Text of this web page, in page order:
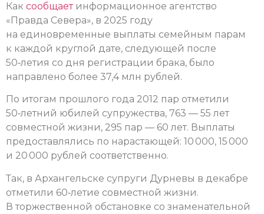
Как сообщаетинформационное агентство
«Правда Севера», в 2025 году
на единовременные выплаты семейным парам
к каждой круглой дате, следующей после
50‑летия со дня регистрации брака, было
направлено более 37,4 млн рублей.
По итогам прошлого года 2012 пар отметили
50‑летний юбилей супружества, 763 — 55 лет
совместной жизни, 295 пар — 60 лет. Выплаты
предоставлялись по нарастающей: 10 000, 15 000
и 20 000 рублей соответственно.
Так, в Архангельске супруги Дурневы в декабре
отметили 60‑летие совместной жизни.
В торжественной обстановке со знаменательной